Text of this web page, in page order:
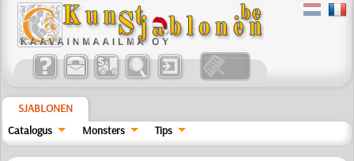
SJABLONEN
Catalogus
Monsters Tips